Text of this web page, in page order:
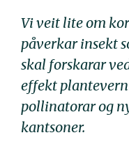
Vi veit lite om
påverkar insekt
skal forskarar
effekt
pollinatorar og
kantsoner.